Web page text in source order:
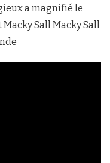
a magnifié le
Sall Macky Sall